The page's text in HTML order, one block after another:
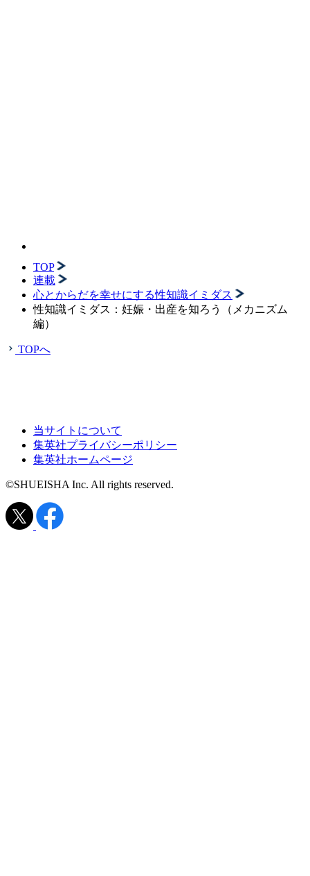
TOP
連載
心とからだを幸せにする性知識イミダス
性知識イミダス：妊娠・出産を知ろう（メカニズム
編）
TOPへ
当サイトについて
集英社プライバシーポリシー
集英社ホームページ
©SHUEISHA Inc. All rights reserved.